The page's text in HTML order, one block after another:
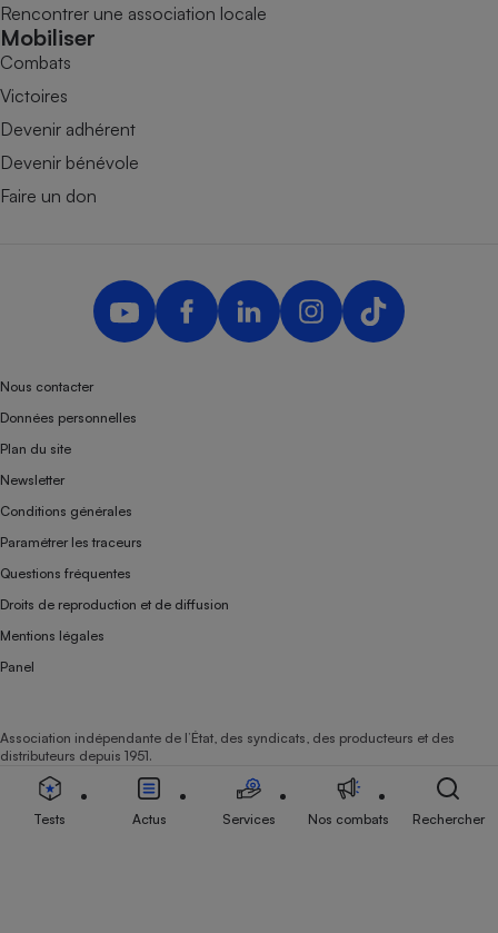
Rencontrer une association locale
Mobiliser
Combats
Victoires
Devenir adhérent
Devenir bénévole
Faire un don
Nous contacter
Données personnelles
Plan du site
Newsletter
Conditions générales
Paramétrer les traceurs
Questions fréquentes
Droits de reproduction et de diffusion
Mentions légales
Panel
Association indépendante de l’État, des syndicats, des producteurs et des
distributeurs depuis 1951.
Tests Actus Services Nos combats Rechercher